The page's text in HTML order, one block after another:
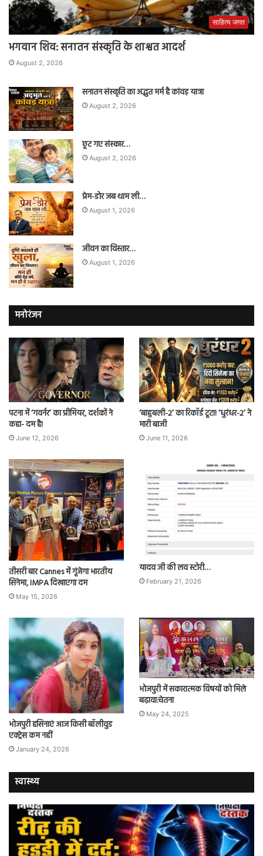
साहित्य जगत
भगवान शिव: सनातन संस्कृति के शाश्वत आदर्श
August 2, 2026
सनातन संस्कृति का अद्भुत मर्म है कांवड़ यात्रा
August 2, 2026
छूट गए संस्कार…
August 2, 2026
प्रेम-डोर जब थाम ली…
August 1, 2026
जीवन का विस्तार…
August 1, 2026
मनोरंजन
पटना में ‘गवर्नर’ का प्रीमियर, दर्शकों ने
कहा- दम है!
June 12, 2026
‘बाहुबली-2’ का रिकॉर्ड टूटा! ‘धुरंधर-2’ ने
मारी बाजी
June 11, 2026
तीसरी बार Cannes में गूंजेगा भारतीय
सिनेमा, IMPA दिखाएगा दम
May 15, 2026
यादव जी की लव स्टोरी…
February 21, 2026
भोजपुरी हसिनाएं आज किसी बॉलीवुड
एक्ट्रेस कम नहीं
January 24, 2026
भोजपुरी में सकारात्मक विषयों को मिले
बढ़ावा:चेतना
May 24, 2025
स्वास्थ्य